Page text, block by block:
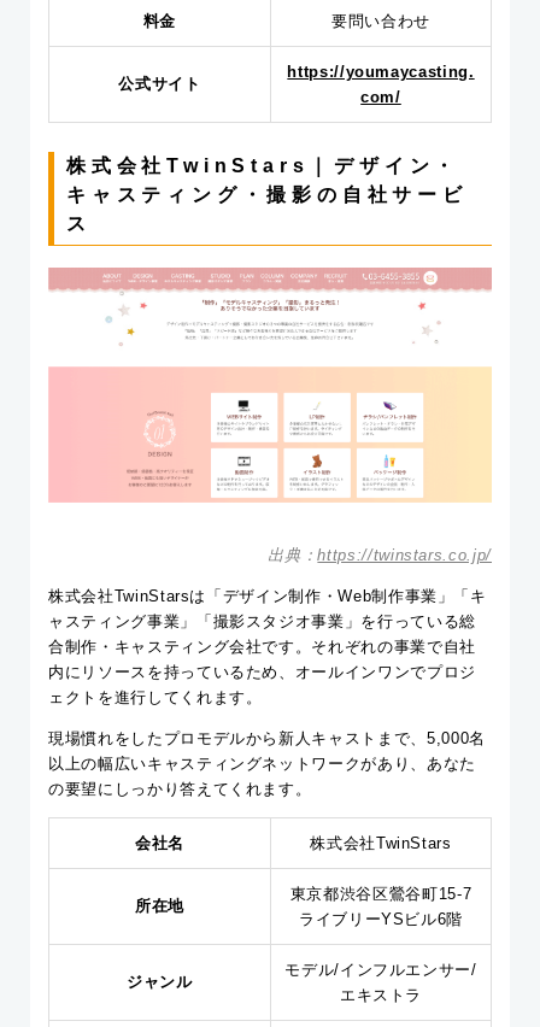
料金 要問い合わせ
公式サイト
https://youmaycasting.
com/
株式会社TwinStars｜デザイン・
キャスティング・撮影の自社サービ
ス
出典：https://twinstars.co.jp/
株式会社TwinStarsは「デザイン制作・Web制作事業」「キ
ャスティング事業」「撮影スタジオ事業」を行っている総
合制作・キャスティング会社です。それぞれの事業で自社
内にリソースを持っているため、オールインワンでプロジ
ェクトを進行してくれます。
現場慣れをしたプロモデルから新人キャストまで、5,000名
以上の幅広いキャスティングネットワークがあり、あなた
の要望にしっかり答えてくれます。
会社名 株式会社TwinStars
所在地
東京都渋谷区鶯谷町15-7
ライブリーYSビル6階
ジャンル
モデル/インフルエンサー/
エキストラ